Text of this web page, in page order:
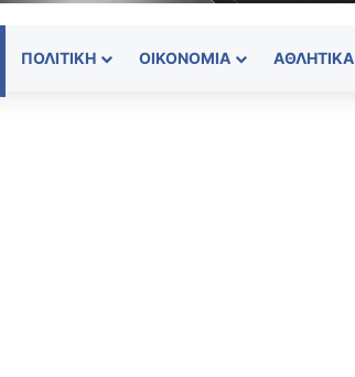
ΠΟΛΙΤΙΚΉ ΟΙΚΟΝΟΜΊΑ ΑΘΛΗΤΙΚΆ